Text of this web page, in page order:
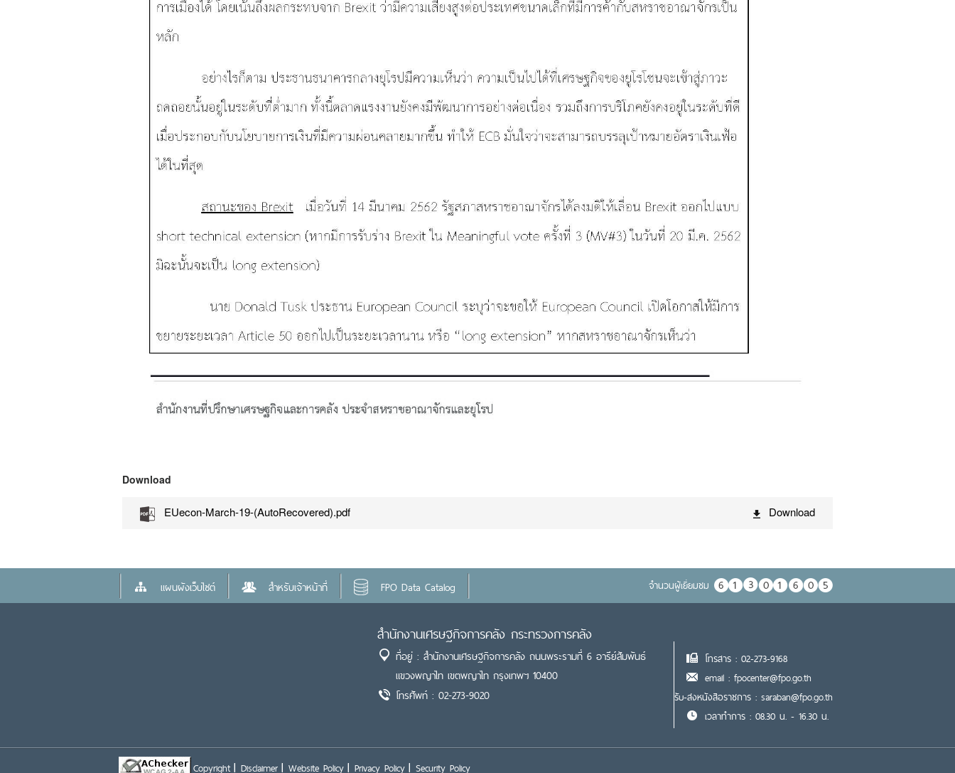
Download
EUecon-March-19-(AutoRecovered).pdf Download
แผนผังเว็บไซต์ สำหรับเจ้าหน้าที่ FPO Data Catalog จำนวนผู้เยื่ยมชม
สำนักงานเศรษฐกิจการคลัง กระทรวงการคลัง
ที่อยู่ : สำนักงานเศรษฐกิจการคลัง ถนนพระรามที่ 6 อารีย์สัมพันธ์
แขวงพญาไท เขตพญาไท กรุงเทพฯ 10400
โทรศัพท์ : 02-273-9020
โทรสาร : 02-273-9168
email : fpocenter@fpo.go.th
รับ-ส่งหนังสือราชการ : saraban@fpo.go.th
เวลาทำการ : 08.30 น. - 16.30 น.
Copyright Disclaimer Website Policy Privacy Policy Security Policy